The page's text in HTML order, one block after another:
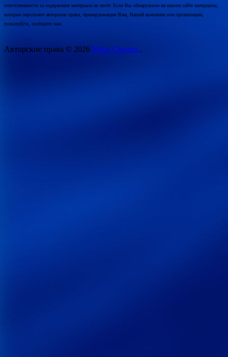
ответственности за содержание материала не несет. Если Вы обнаружили на нашем сайте материалы,
которые нарушают авторские права, принадлежащие Вам, Вашей компании или организации,
пожалуйста, сообщите нам.
Авторские права © 2026 Mega Cinema..